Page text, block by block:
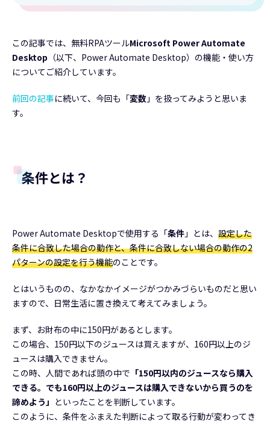
この記事では、無料RPAツールMicrosoft Power Automate
Desktop （以下、Power Automate Desktop）の機能・使い方
についてご紹介しています。
前回の記事に続いて、今回も「変数 」を扱ってみようと思いま
す。
条件とは？
Power Automate Desktopで使用する「条件 」とは、 設定した
条件に合致した場合の動作と、条件に合致しない場合の動作の2
パターンの設定を行う機能のことです。
とはいうものの、なかなかイメージがつかみづらいものだと思い
ますので、日常生活に置き換えて考えてみましょう。
まず、お財布の中に150円があるとします。
この場合、150円以下のジュースは買えますが、160円以上のジ
ュースは購入できません。
この時、人間であれば頭の中で 「150円以内のジュースなら購入
できる。でも160円以上のジュースは購入できないから買うのを
諦めよう」 といったことを判断しています。
このように、条件をふまえた判断によって取る行動が変わってき